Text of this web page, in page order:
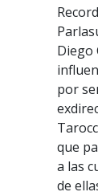
Diego
por
que
a las
de